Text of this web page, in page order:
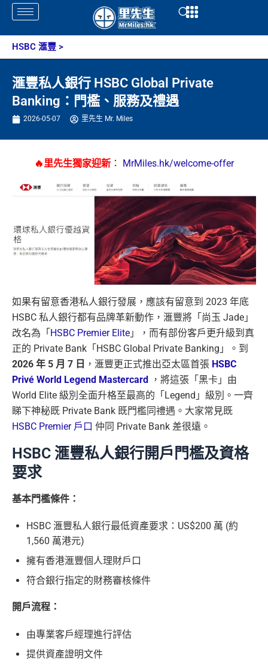
Skip
content
Open
HSBC 滙豐 >
滙豐私人銀行 HSBC Global Private
Banking：門檻、服務及禮遇
2026-05-07 里先生 Mr. Miles
🔥里先生獨家迎新 ： MrMiles.hk/welcome-offer
如果有留意香港私人銀行發展，應該有留意到 2023 年底
HSBC 私人銀行都有品牌革新動作，滙豐將「尚玉 Jade」
改名為「 HSBC Premier Elite 」，而有部份客戶更升級到真
正的 Private Bank「HSBC Global Private Banking」。到
2026 年 5 月 7 日 ，滙豐更正式推出亞太區首張 HSBC
Privé World Legend Mastercard ，將這張「黑卡」由
World Elite 級別全面升格至最高的「Legend」級別。一齊
睇下神秘既 Private Bank 既門檻同禮遇。大家常見既
HSBC Premier 戶口 仲同 Private Bank 差很遠。
HSBC 滙豐私人銀行開戶門檻及資格
要求
基本門檻條件：
HSBC 滙豐私人銀行最低資產要求：US$200 萬 (約
1,560 萬港元)
擁有香港滙豐個人理財戶口
符合銀行指定的財務審核條件
開戶流程：
由專業客戶經理進行評估
提供資產證明文件